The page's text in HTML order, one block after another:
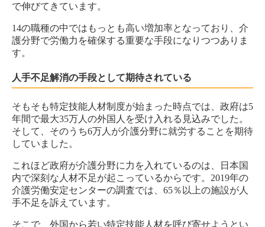
で伸びてきています。
14の職種の中ではもっとも高い増加率となっており、介
護分野で労働力を確保する重要な手段になりつつありま
す。
人手不足解消の手段として期待されている
そもそも特定技能人材制度が始まった時点では、政府は5
年間で最大35万人の外国人を受け入れる見込みでした。
そして、そのうち6万人が介護分野に就労することを期待
していました。
これほど政府が介護分野に力を入れているのは、日本国
内で深刻な人材不足が起こっているからです。2019年の
介護労働安定センターの調査では、65％以上の施設が人
手不足を訴えています。
そこで、外国から若い特定技能人材を呼び寄せようとい